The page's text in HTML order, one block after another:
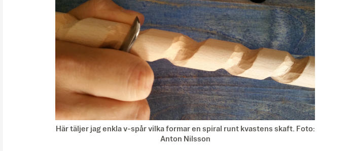
Här täljer jag enkla v-spår vilka formar en spiral runt kvastens skaft. Foto:
Anton Nilsson